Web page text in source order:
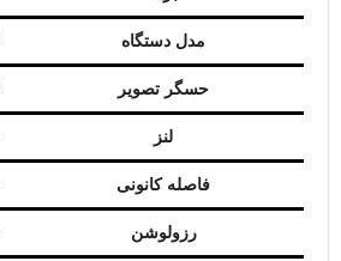
مدل دستگاه
حسگر تصویر
لنز
فاصله کانونی
رزولوشن